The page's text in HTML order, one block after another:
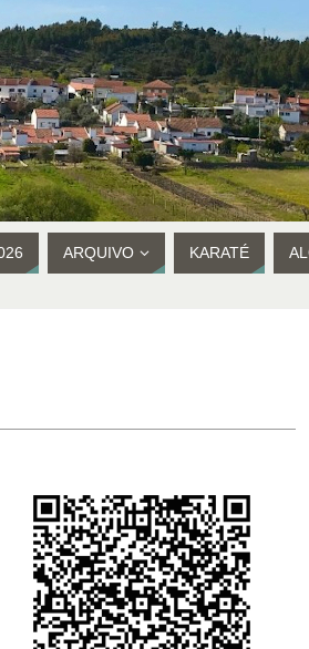
ARQUIVO KARATÉ